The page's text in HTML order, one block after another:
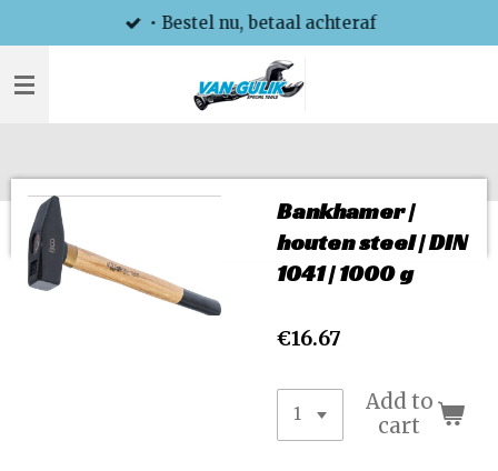
to
main
• Bestel nu, betaal achteraf
Bankhamer |
houten steel | DIN
1041 | 1000 g
€16.67
Add to
cart